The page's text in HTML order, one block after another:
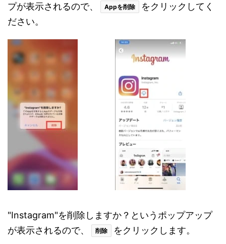
プが表示されるので、
Appを削除
をクリックしてく
ださい。
"Instagram"を削除しますか？というポップアップ
が表示されるので、
削除 をクリックします。